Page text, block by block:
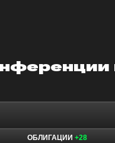
ОБЛИГАЦИИ +28